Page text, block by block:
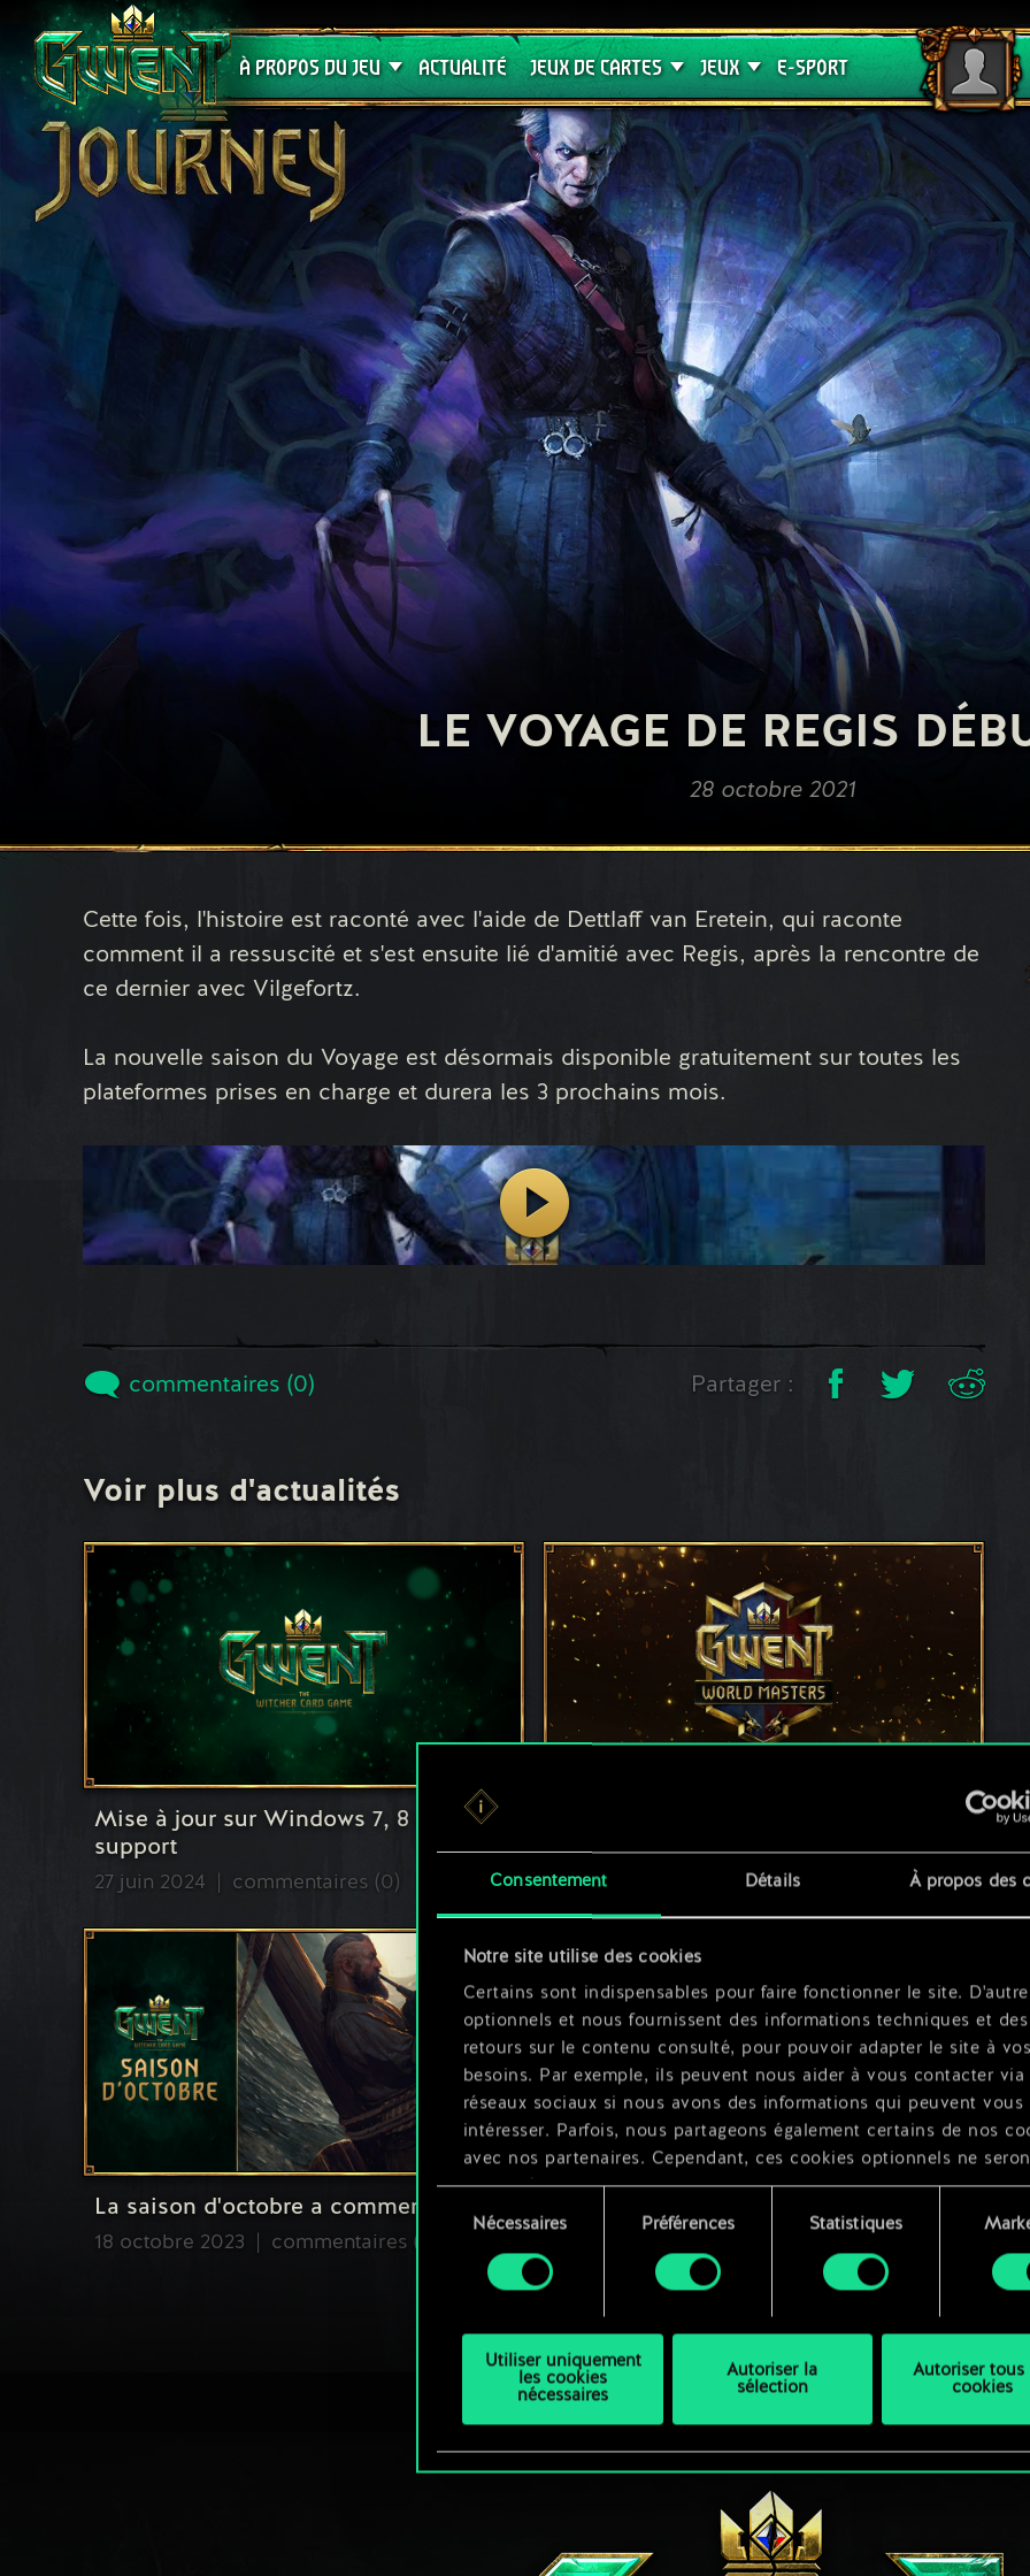
Consentement Détails À propos des
Notre site utilise des cookies
Certains sont indispensables pour faire fonctionner le site.
optionnels et nous fournissent des informations techniques et des
retours sur le contenu consulté, pour pouvoir adapter le site à vos
besoins. Par exemple, ils peuvent nous aider à vous contacter via
réseaux sociaux si nous avons des informations qui peuvent vous
intéresser. Parfois, nous partageons également certains de nos
avec nos partenaires. Cependant, ces cookies optionnels ne
appliqués qu'avec votre permission.
et modifier vos préférences dans le menu "Paramètres" ci-dessous.
consentement
Nécessaires Préférences Statistiques
Utiliser uniquement
les cookies
nécessaires
Autoriser la
sélection
Autoriser tous
cookies
À PROPOS DU JEU
Assistance
ACTUALITÉ JEUX DE CARTES
Crimson Curse
JEUX
Guides de jeux
E-SPORT
LE VOYAGE DE REGIS
28 octobre 2021
Cette fois, l'histoire est raconté avec l'aide de Dettlaff van Eretein, qui raconte
comment il a ressuscité et s'est ensuite lié d'amitié avec Regis, après la rencontre de
ce dernier avec Vilgefortz.
La nouvelle saison du Voyage est désormais disponible gratuitement sur toutes les
plateformes prises en charge et durera les 3 prochains mois.
commentaires (0) Partager :
Voir plus d'actualités
Mise à jour sur Windows 7, 8 et 8.1
support
27 juin 2024 commentaires (0)
Masters aura lieu ce week-end !
8 décembre 2023 commentaires (0)
La saison d'octobre a commencé
18 octobre 2023 commentaires (0)
quoi s'agit-il ? Comment l'utiliser ?
16 octobre 2023 commentaires (0)